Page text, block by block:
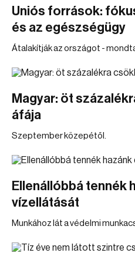
Uniós források:
és az egészségügy
Átalakítják az országot -
Magyar: öt
áfája
Szeptember közepétől.
Ellenállóbbá tennék
vízellátását
Munkához lát a védelmi